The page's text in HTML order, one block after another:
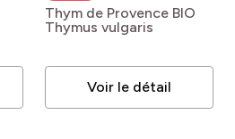
Thym de Provence BIO
Thymus vulgaris
Voir le détail